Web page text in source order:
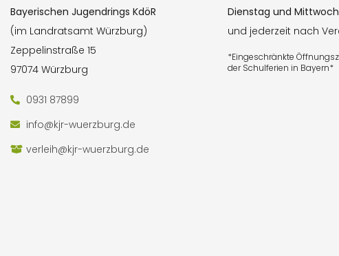
Bayerischen Jugendrings KdöR
(im Landratsamt Würzburg)
Zeppelinstraße 15
97074 Würzburg
0931 87899
info@kjr-wuerzburg.de
verleih@kjr-wuerzburg.de
Dienstag und
und jederzeit nach
*Eingeschränkte
der Schulferien in Bayern*